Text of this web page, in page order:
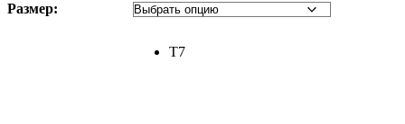
Размер:
T7